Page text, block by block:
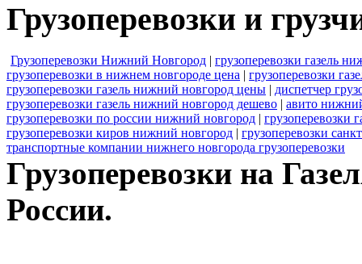
Грузоперевозки и
Грузоперевозки Нижний Новгород | грузоперевозки газель
грузоперевозки в нижнем новгороде цена | грузоперевозки
грузоперевозки газель нижний новгород цены | диспетчер
грузоперевозки газель нижний новгород дешево | авито
грузоперевозки по россии нижний новгород | грузоперевозки
грузоперевозки киров нижний новгород | грузоперевозки
транспортные компании нижнего новгорода грузоперевозки
Грузоперевозки на
России.